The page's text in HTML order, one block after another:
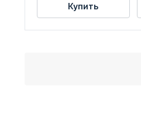
Купить